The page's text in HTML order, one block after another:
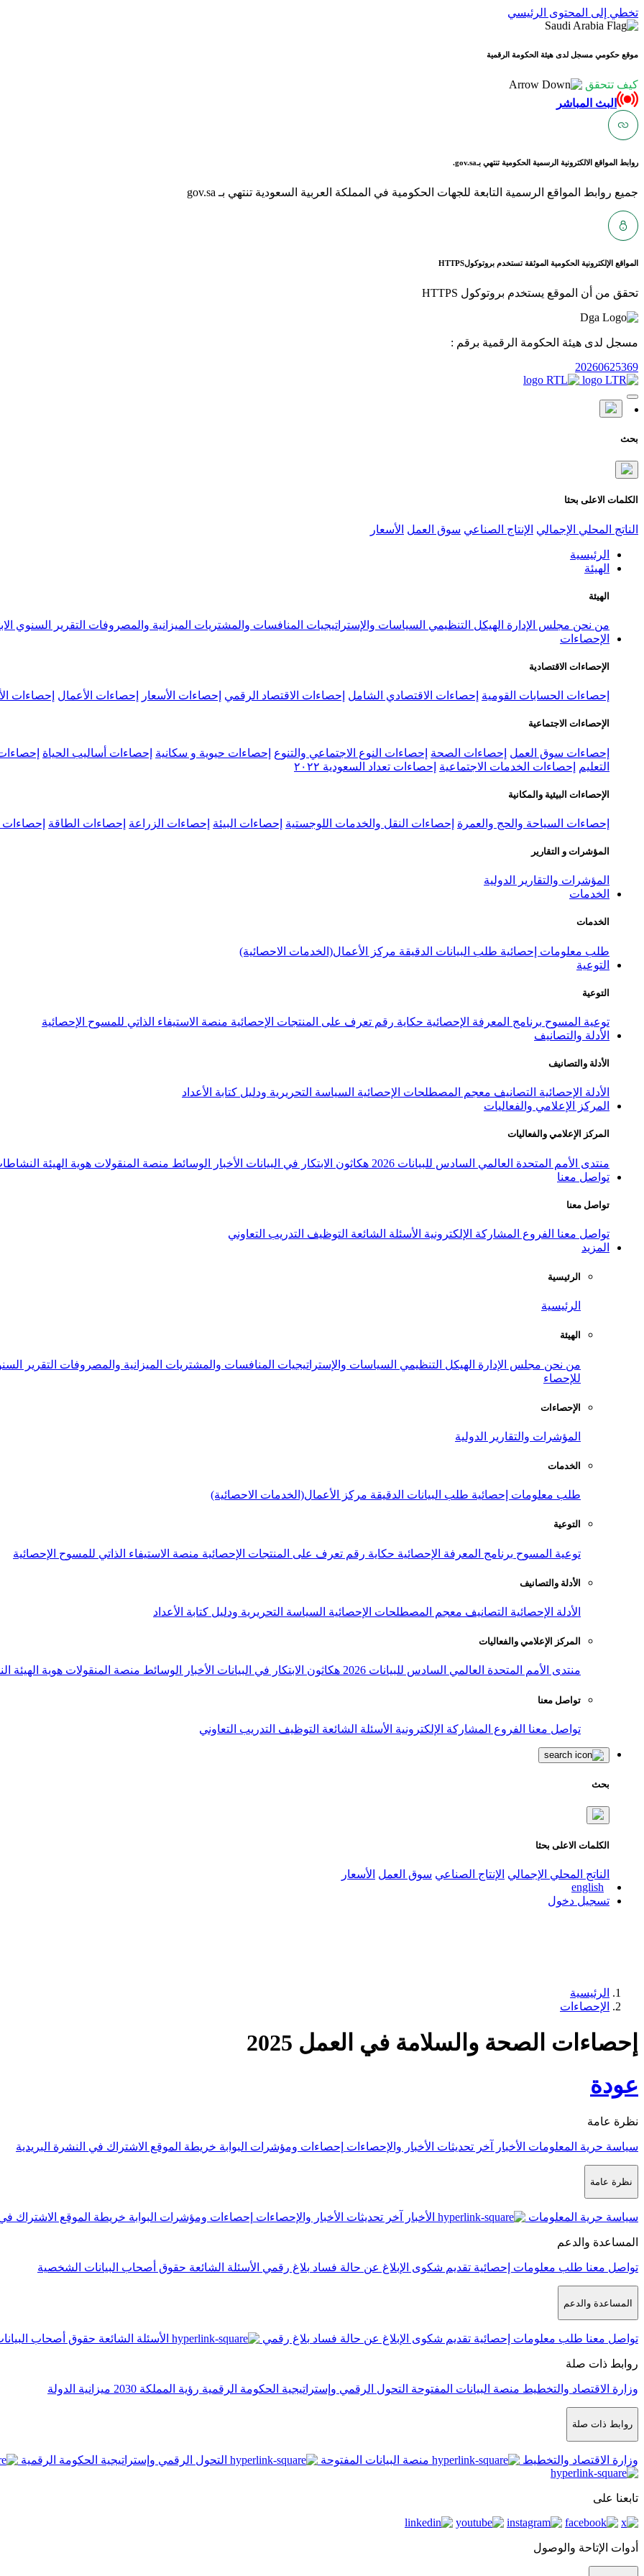
تخطي إلى المحتوى الرئيسي
موقع حكومي مسجل لدى هيئة الحكومة الرقمية
كيف تتحقق
البث المباشر
روابط المواقع الالكترونية الرسمية الحكومية تنتهي بـgov.sa.
جميع روابط المواقع الرسمية التابعة للجهات الحكومية في المملكة العربية السعودية تنتهي بـ gov.sa
المواقع الإلكترونية الحكومية الموثقة تستخدم بروتوكولHTTPS
تحقق من أن الموقع يستخدم بروتوكول HTTPS
مسجل لدى هيئة الحكومة الرقمية برقم :
20260625369
بحث
الكلمات الاعلى بحثا
الناتج المحلي الإجمالي الإنتاج الصناعي سوق العمل الأسعار
الرئيسية
الهيئة
الهيئة
من نحن مجلس الإدارة الهيكل التنظيمي السياسات والإستراتيجيات المنافسات والمشتريات الميزانية والمصروفات التقرير السنوي
الإحصاءات
الإحصاءات الاقتصادية
إحصاءات الحسابات القومية إحصاءات الاقتصادي الشامل إحصاءات الاقتصاد الرقمي إحصاءات الأسعار إحصاءات الأعمال إحصاءات
الإحصاءات الاجتماعية
إحصاءات سوق العمل إحصاءات الصحة إحصاءات النوع الاجتماعي والتنوع إحصاءات حيوية و سكانية إحصاءات أساليب الحياة
التعليم
إحصاءات الخدمات الاجتماعية إحصاءات تعداد السعودية ٢٠٢٢
الإحصاءات البيئية والمكانية
إحصاءات السياحة والحج والعمرة إحصاءات النقل والخدمات اللوجستية إحصاءات البيئة إحصاءات الزراعة إحصاءات الطاقة إحصاءات
المؤشرات و التقارير
المؤشرات والتقارير الدولية
الخدمات
الخدمات
طلب معلومات إحصائية طلب البيانات الدقيقة مركز الأعمال(الخدمات الاحصائية)
التوعية
التوعية
توعية المسوح برنامج المعرفة الإحصائية حكاية رقم تعرف على المنتجات الإحصائية منصة الاستيفاء الذاتي للمسوح الإحصائية
الأدلة والتصانيف
الأدلة والتصانيف
الأدلة الإحصائية التصانيف معجم المصطلحات الإحصائية السياسة التحريرية ودليل كتابة الأعداد
المركز الإعلامي والفعاليات
المركز الإعلامي والفعاليات
منتدى الأمم المتحدة العالمي السادس للبيانات 2026 هكاثون الابتكار في البيانات الأخبار الوسائط منصة المنقولات هوية الهيئة
تواصل معنا
تواصل معنا
تواصل معنا الفروع المشاركة الإلكترونية الأسئلة الشائعة التوظيف التدريب التعاوني
المزيد
الرئيسية
الرئيسية
الهيئة
من نحن مجلس الإدارة الهيكل التنظيمي السياسات والإستراتيجيات المنافسات والمشتريات الميزانية والمصروفات التقرير
للإحصاء
الإحصاءات
المؤشرات والتقارير الدولية
الخدمات
طلب معلومات إحصائية طلب البيانات الدقيقة مركز الأعمال(الخدمات الاحصائية)
التوعية
توعية المسوح برنامج المعرفة الإحصائية حكاية رقم تعرف على المنتجات الإحصائية منصة الاستيفاء الذاتي للمسوح الإحصائية
الأدلة والتصانيف
الأدلة الإحصائية التصانيف معجم المصطلحات الإحصائية السياسة التحريرية ودليل كتابة الأعداد
المركز الإعلامي والفعاليات
منتدى الأمم المتحدة العالمي السادس للبيانات 2026 هكاثون الابتكار في البيانات الأخبار الوسائط منصة المنقولات هوية الهيئة
تواصل معنا
تواصل معنا الفروع المشاركة الإلكترونية الأسئلة الشائعة التوظيف التدريب التعاوني
بحث
الكلمات الاعلى بحثا
الناتج المحلي الإجمالي الإنتاج الصناعي سوق العمل الأسعار
english
تسجيل دخول
الرئيسية
الإحصاءات
إحصاءات الصحة والسلامة في العمل 2025
عودة
نظرة عامة
سياسة حرية المعلومات الأخبار آخر تحديثات الأخبار والإحصاءات إحصاءات ومؤشرات البوابة خريطة الموقع الاشتراك في النشرة البريدية
نظرة عامة
سياسة حرية المعلومات الأخبار آخر تحديثات الأخبار والإحصاءات إحصاءات ومؤشرات البوابة خريطة الموقع الاشتراك
المساعدة والدعم
تواصل معنا طلب معلومات إحصائية تقديم شكوى الإبلاغ عن حالة فساد بلاغ رقمي الأسئلة الشائعة حقوق أصحاب البيانات الشخصية
المساعدة والدعم
تواصل معنا طلب معلومات إحصائية تقديم شكوى الإبلاغ عن حالة فساد بلاغ رقمي الأسئلة الشائعة حقوق أصحاب
روابط ذات صلة
وزارة الاقتصاد والتخطيط منصة البيانات المفتوحة التحول الرقمي وإستراتيجية الحكومة الرقمية رؤية المملكة 2030 ميزانية الدولة
روابط ذات صلة
وزارة الاقتصاد والتخطيط منصة البيانات المفتوحة التحول الرقمي وإستراتيجية الحكومة الرقمية
تابعنا على
أدوات الإتاحة والوصول